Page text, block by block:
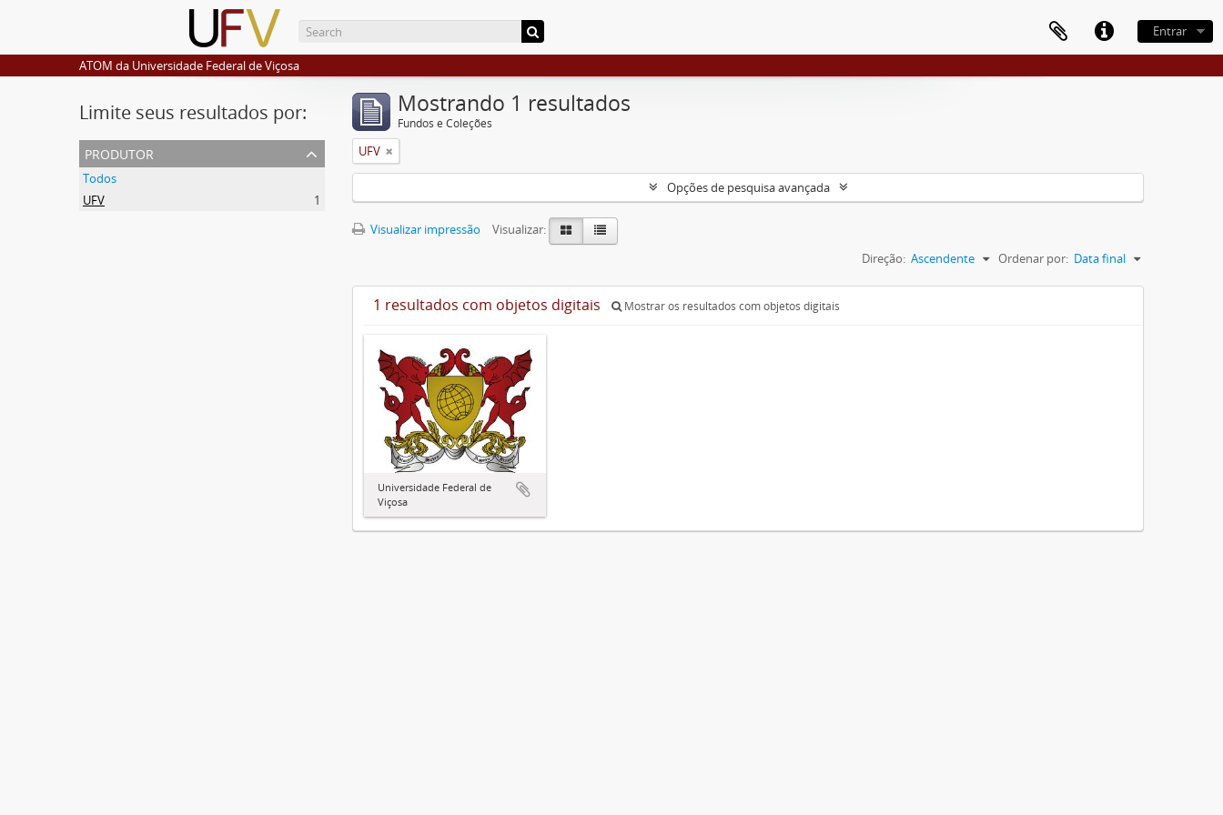
Entrar
ATOM da Universidade Federal de Viçosa
Limite seus resultados por:
produtor
Todos
UFV
1
Mostrando 1 resultados
Fundos e Coleções
UFV
Opções de pesquisa avançada
Visualizar impressão
Visualizar:
Ordenar por: Data final
Direção: Ascendente
1 resultados com objetos digitais Mostrar os resultados com objetos digitais
Universidade Federal de
Viçosa